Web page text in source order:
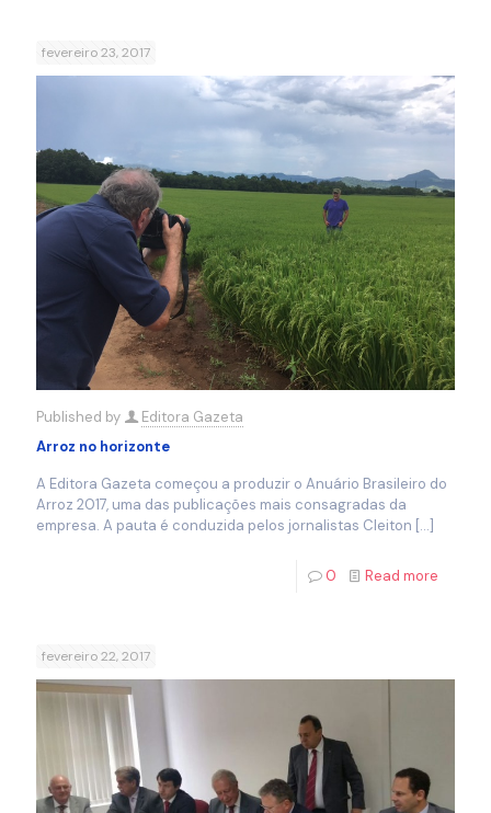
fevereiro 23, 2017
Published by
Editora Gazeta
Arroz no horizonte
A Editora Gazeta começou a produzir o Anuário Brasileiro do
Arroz 2017, uma das publicações mais consagradas da
empresa. A pauta é conduzida pelos jornalistas Cleiton […]
0 Read more
fevereiro 22, 2017